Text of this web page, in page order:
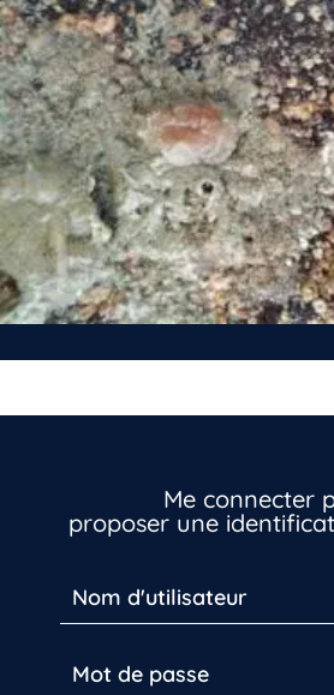
Me connecter
proposer une